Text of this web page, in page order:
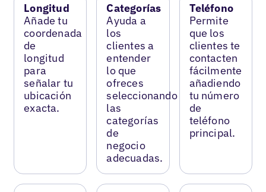
Longitud
Añade tu
coordenada
de
longitud
para
señalar tu
ubicación
exacta.
Categorías
Ayuda a
los
clientes a
entender
lo que
ofreces
seleccionando
las
categorías
de
negocio
adecuadas.
Teléfono
Permite
que los
clientes te
contacten
fácilmente
añadiendo
tu número
de
teléfono
principal.